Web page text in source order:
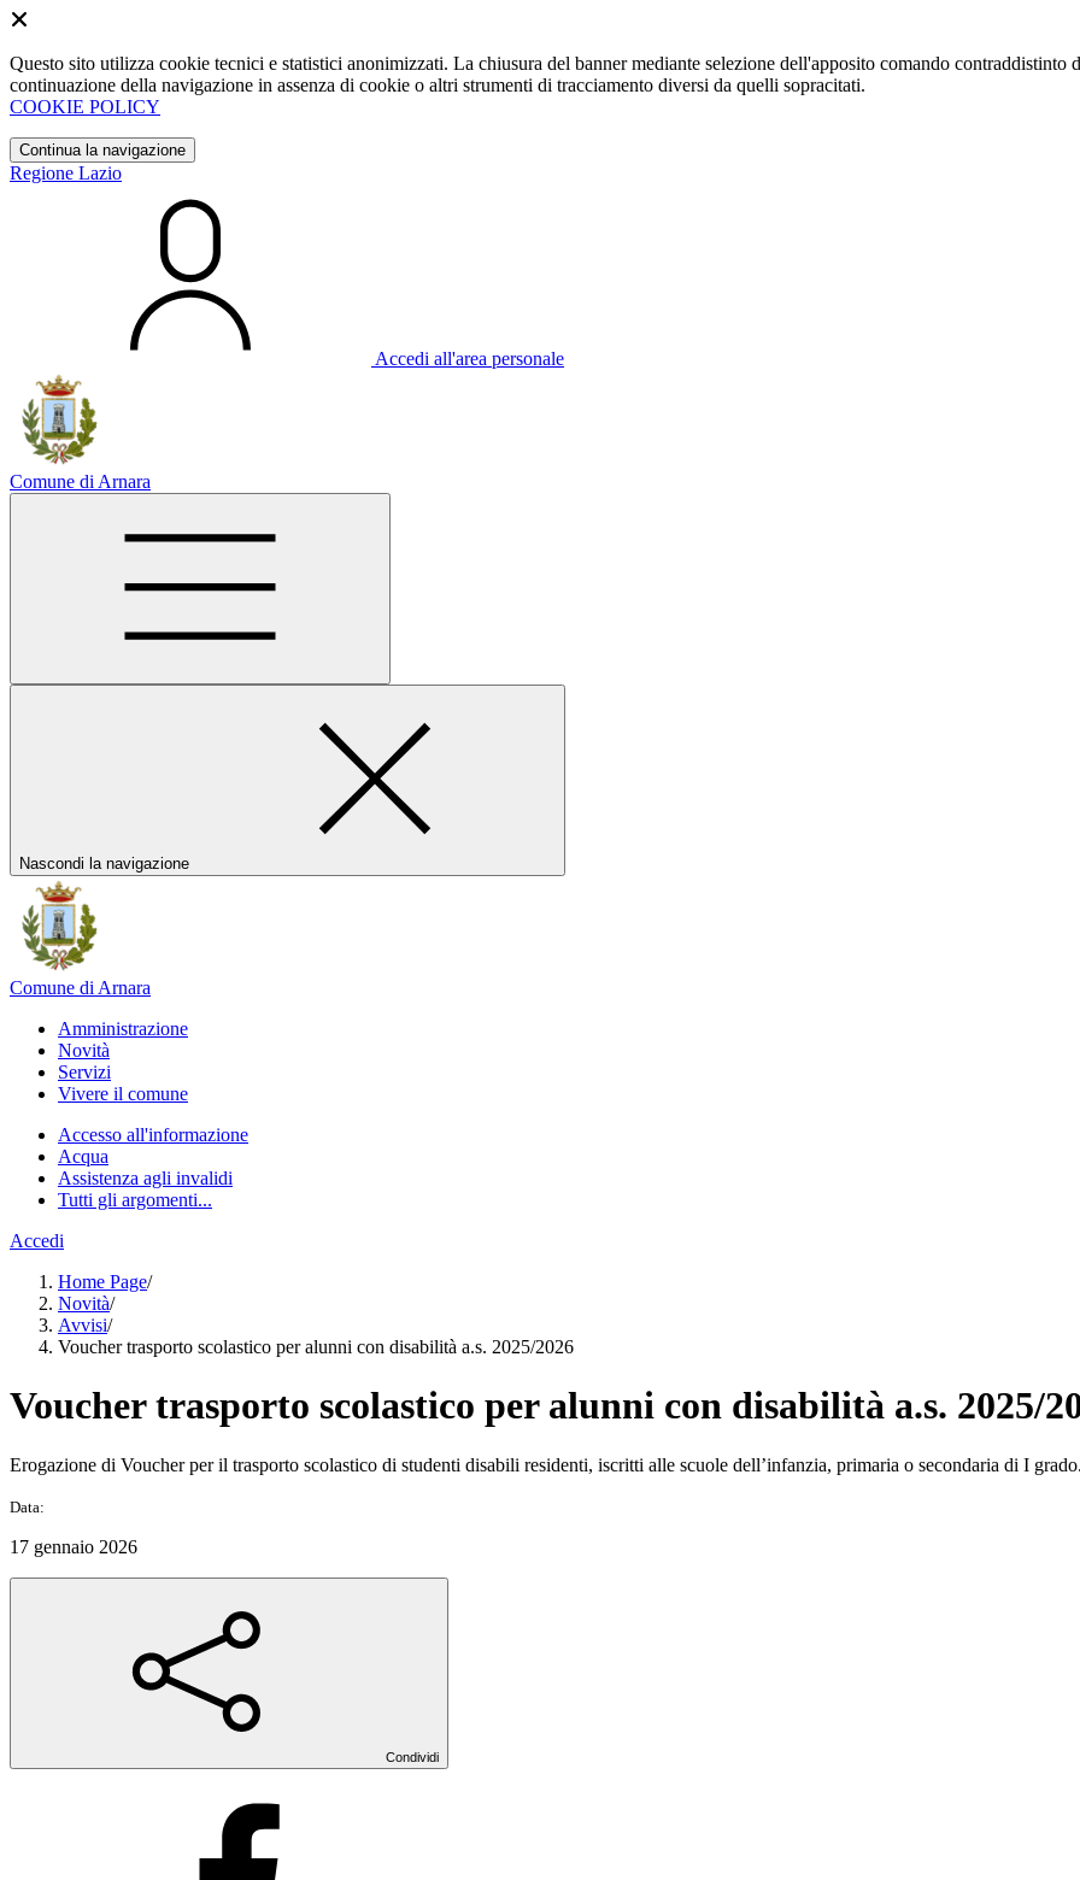
Questo sito utilizza cookie tecnici e statistici anonimizzati. La chiusura del banner mediante selezione dell'apposito comando
continuazione della navigazione in assenza di cookie o altri strumenti di tracciamento diversi da quelli sopracitati.
COOKIE POLICY
Continua la navigazione
Regione Lazio
Accedi all'area personale
Comune di Arnara
Nascondi la navigazione
Comune di Arnara
Amministrazione
Novità
Servizi
Vivere il comune
Accesso all'informazione
Acqua
Assistenza agli invalidi
Tutti gli argomenti...
Accedi
Home Page/
Novità/
Avvisi/
Voucher trasporto scolastico per alunni con disabilità a.s. 2025/2026
Voucher trasporto scolastico per alunni con disabilità a.s. 2025/
Erogazione di Voucher per il trasporto scolastico di studenti disabili residenti, iscritti alle scuole dell’infanzia, primaria o secondaria di I grado.
Data:
17 gennaio 2026
Condividi